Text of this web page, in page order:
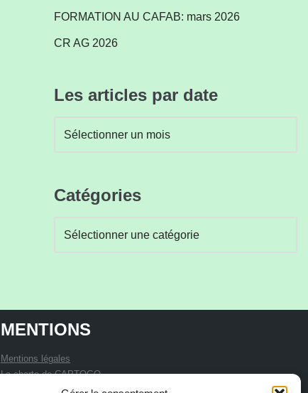
FORMATION AU CAFAB: mars 2026
CR AG 2026
Les articles par date
Catégories
MENTIONS
Mentions légales
La charte de CAPTOGO
Statuts de l'association